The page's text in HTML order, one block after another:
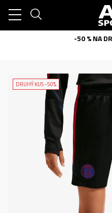
-50 % NA
DRUHÝ KUS -50%